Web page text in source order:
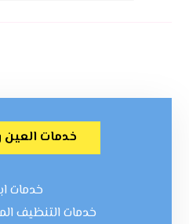
خدمات
خدمات
خدمات التنظيف